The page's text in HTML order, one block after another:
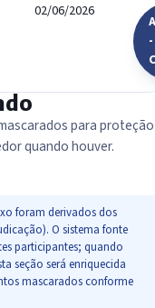
02/06/2026
para proteção
quando houver.
foram derivados dos
O sistema fonte
participantes; quando
seção será enriquecida
mascarados conforme